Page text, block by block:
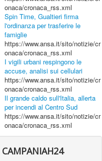
onaca/cronaca_rss.xml
Spin Time, Gualtieri firma
l'ordinanza per trasferire le
famiglie
https://www.ansa.it/sito/notizie/cr
onaca/cronaca_rss.xml
I vigili urbani respingono le
accuse, analisi sui cellulari
https://www.ansa.it/sito/notizie/cr
onaca/cronaca_rss.xml
Il grande caldo sull'Italia, allerta
per incendi al Centro Sud
https://www.ansa.it/sito/notizie/cr
onaca/cronaca_rss.xml
CAMPANIAH24